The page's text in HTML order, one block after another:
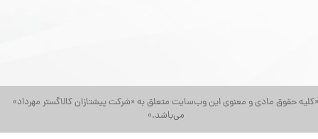
حقوق مادی و معنوی این وب‌سایت متعلق به «شرکت پیشتازان کالاگستر مهرداد»
می‌باشد.»